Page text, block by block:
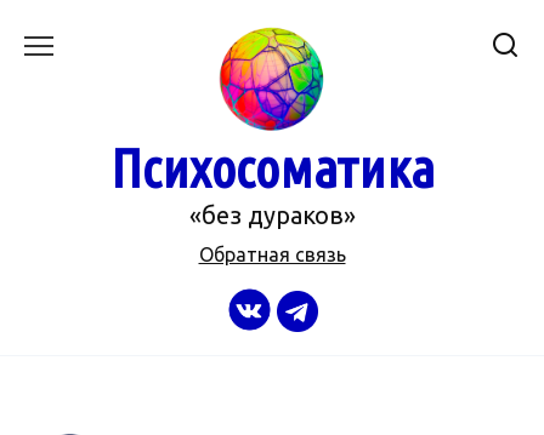
Психосоматика
«без дураков»
Обратная связь